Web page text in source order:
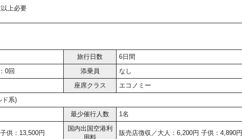
上必要
旅行日数
6日間
0回 添乗員
なし
座席クラス
エコノミー
ド系)
最少催行人数 1名
供：13,500円
国内出国空港利
用料
販売店徴収／大人：6,200円 子供：4,890円